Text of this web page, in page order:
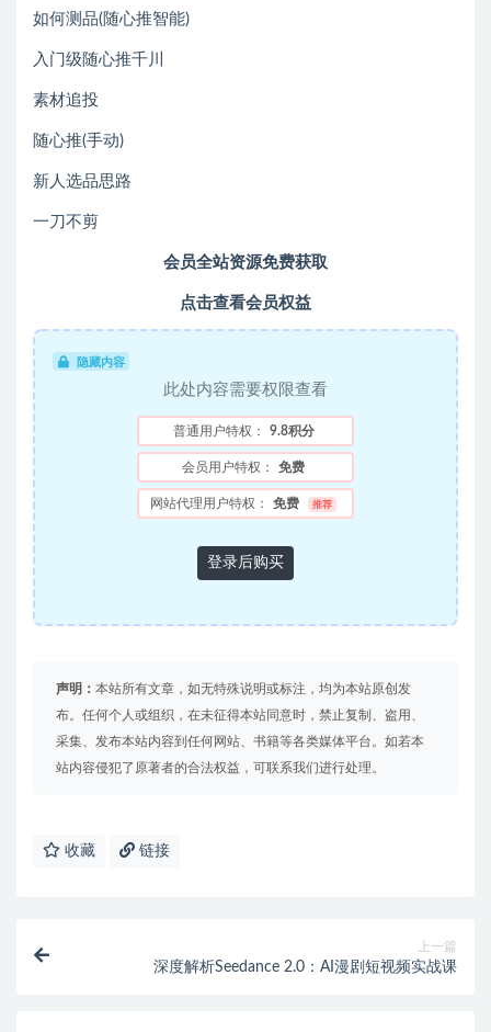
如何测品(随心推智能)
入门级随心推千川
素材追投
随心推(手动)
新人选品思路
一刀不剪
会员全站资源免费获取
点击查看会员权益
隐藏内容
此处内容需要权限查看
普通用户特权： 9.8积分
会员用户特权： 免费
网站代理用户特权： 免费 推荐
登录后购买
声明： 本站所有文章，如无特殊说明或标注，均为本站原创发
布。任何个人或组织，在未征得本站同意时，禁止复制、盗用、
采集、发布本站内容到任何网站、书籍等各类媒体平台。如若本
站内容侵犯了原著者的合法权益，可联系我们进行处理。
收藏 链接
上一篇
深度解析Seedance 2.0：AI漫剧短视频实战课